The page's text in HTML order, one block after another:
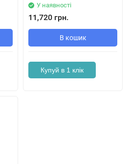
У наявності
11,720 грн.
В кошик
Купуй в 1 клік